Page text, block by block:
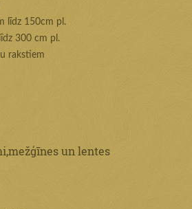
līdz 150cm pl.
300 cm pl.
rakstiem
un lentes